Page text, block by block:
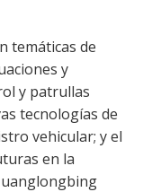
temáticas de
y
y patrullas
tecnologías de
vehicular; y el
en la